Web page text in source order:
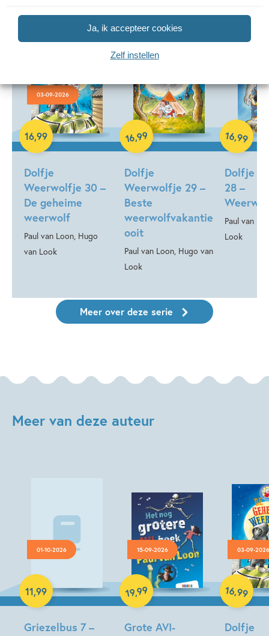
Ja, ik accepteer cookies
Zelf instellen
03-09-2026
Dolfje
Weerwolfje 30 –
De geheime
weerwolf
Paul van Loon, Hugo
van Look
16,99
Hardcover
Dolfje
Weerwolfje 29 –
Beste
weerwolfvakantie
ooit
Paul van Loon, Hugo van
Look
16,99
Hardcover
Dolfje
28 –
Paul van
Look
16,99
Hardcover
Meer over deze serie
Meer van deze auteur
01-10-2026
Griezelbus 7 –
11,99
Luisterboek
15-09-2026
Grote AVI-
19,99
Hardcover
03-09-2026
Dolfje
16,99
Hardcover